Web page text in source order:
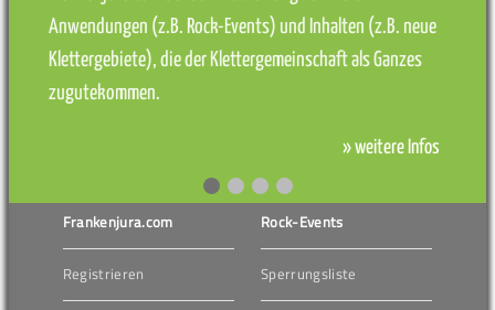
Anwendungen (z.B. Rock-Events) und Inhalten (z.B. neue
Klettergebiete), die der Klettergemeinschaft als Ganzes
zugutekommen.
» weitere Infos
Frankenjura.com
Registrieren
Rock-Events
Sperrungsliste